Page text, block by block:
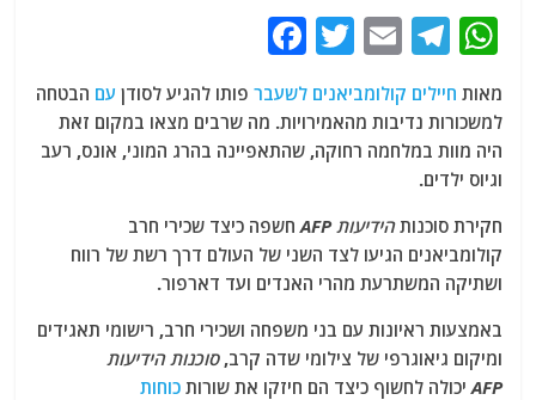
W
at
s
A
p
p
T
el
e
g
m
E
ai
l
T
w
itt
er
c
e
o
o
k
מאות חיילים קולומביאנים לשעבר פותו להגיע לסודן עם הבטחה
למשכורות נדיבות מהאמירויות. מה שרבים מצאו במקום זאת
היה מוות במלחמה רחוקה, שהתאפיינה בהרג המוני, אונס, רעב
וגיוס ילדים.
חקירת סוכנותהידיעות AFP
חשפה כיצד שכירי חרב
קולומביאנים הגיעו לצד השני של העולם דרך רשת של רווח
ושתיקה המשתרעת מהרי האנדים ועד דארפור.
באמצעות ראיונות עם בני משפחה ושכירי חרב, רישומי תאגידים
ומיקום גיאוגרפי של צילומי שדה קרב,סוכנות הידיעות
AFPיכולה לחשוף כיצד הם חיזקו את שורותכוחות